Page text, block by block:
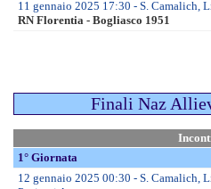
Mondiali Mas.li 2025
Giovanili
Enti Prom. Sportiva
Campania